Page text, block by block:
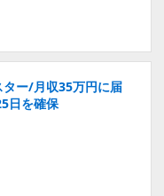
ー/月収35万円に届
日を確保